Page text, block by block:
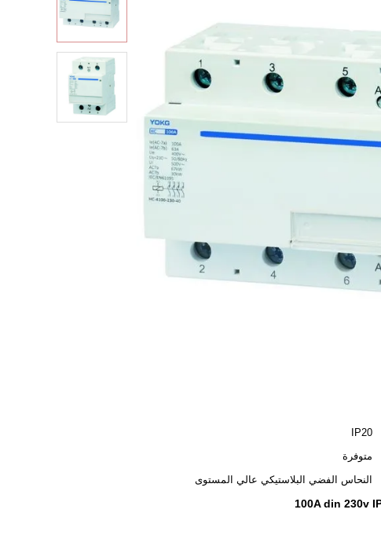
IP20
متوفرة
النحاس الفضي البلاستيكي عالي المستوى